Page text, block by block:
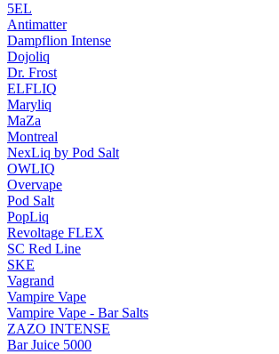
5EL
Antimatter
Dampflion Intense
Dojoliq
Dr. Frost
ELFLIQ
Maryliq
MaZa
Montreal
NexLiq by Pod Salt
OWLIQ
Overvape
Pod Salt
PopLiq
Revoltage FLEX
SC Red Line
SKE
Vagrand
Vampire Vape
Vampire Vape - Bar Salts
ZAZO INTENSE
Bar Juice 5000